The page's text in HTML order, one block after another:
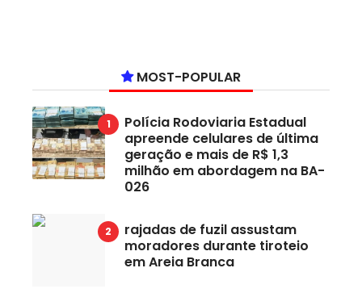
MOST-POPULAR
Polícia Rodoviaria Estadual
apreende celulares de última
geração e mais de R$ 1,3
milhão em abordagem na BA-
026
rajadas de fuzil assustam
moradores durante tiroteio
em Areia Branca